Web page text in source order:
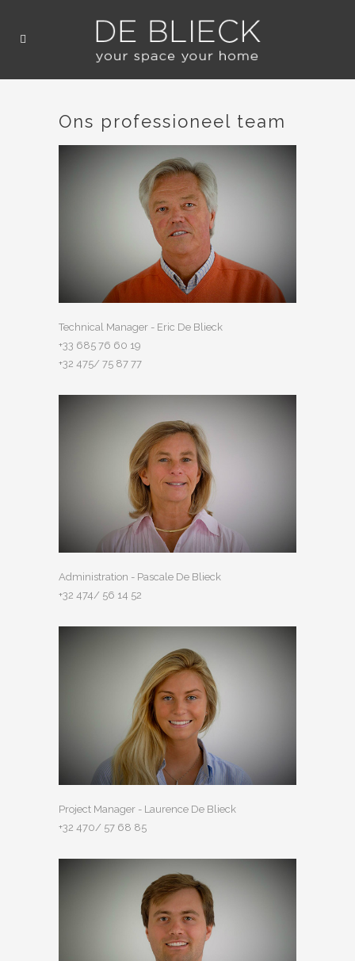
Ons professioneel team
Technical Manager - Eric De Blieck
+33 685 76 60 19
+32 475/ 75 87 77
Administration - Pascale De Blieck
+32 474/ 56 14 52
Project Manager - Laurence De Blieck
+32 470/ 57 68 85